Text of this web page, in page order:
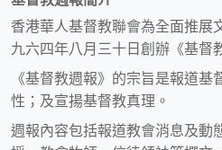
香港華人基督教聯會為全面推展
九六四年八月三十日創辦《基督
《基督教週報》的宗旨是報道基
性；及宣揚基督教真理。
週報內容包括報道教會消息及動